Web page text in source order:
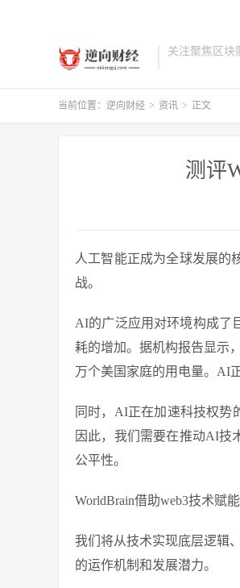
关注聚焦区块
当前位置： 逆向财经 > 资讯 > 正文
测评
人工智能正成为全球发展的
战。
AI的广泛应用对环境构成了
耗的增加。据机构报告显示
万个美国家庭的用电量。AI
同时，AI正在加速科技权势
因此，我们需要在推动AI技
公平性。
WorldBrain借助web3技术赋
我们将从技术实现底层逻辑
的运作机制和发展潜力。